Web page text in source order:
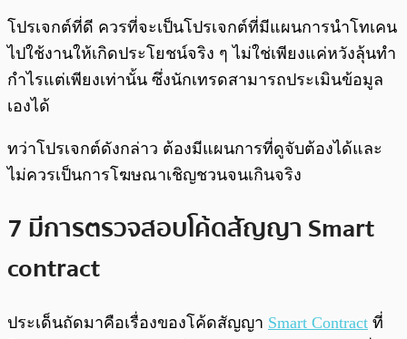
โปรเจกต์ที่ดี ควรที่จะเป็นโปรเจกต์ที่มีแผนการนำโทเคน
ไปใช้งานให้เกิดประโยชน์จริง ๆ ไม่ใช่เพียงแค่หวังลุ้นทำ
กำไรแต่เพียงเท่านั้น ซึ่งนักเทรดสามารถประเมินข้อมูล
เองได้
ทว่าโปรเจกต์ดังกล่าว ต้องมีแผนการที่ดูจับต้องได้และ
ไม่ควรเป็นการโฆษณาเชิญชวนจนเกินจริง
7 มีการตรวจสอบโค้ดสัญญา Smart
contract
ประเด็นถัดมาคือเรื่องของโค้ดสัญญา Smart Contract ที่